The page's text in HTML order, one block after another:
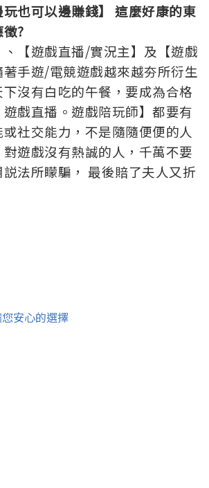
玩也可以邊賺錢】 這麼好康的東
?
、【遊戲直播/實況主】及【遊戲
手遊/電競遊戲越來越夯所衍生
沒有白吃的午餐，要成為合格
遊戲直播。遊戲陪玩師】都要有
社交能力，不是隨隨便便的人
遊戲沒有熱誠的人，千萬不要
法所矇騙， 最後賠了夫人又折
安心的選擇